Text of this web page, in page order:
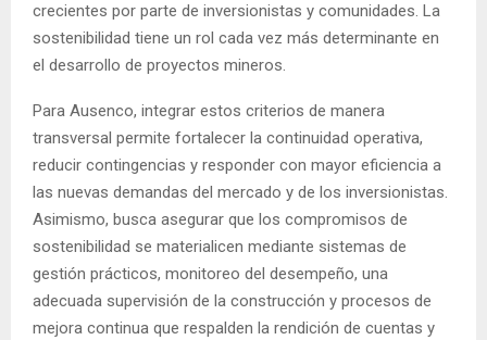
crecientes por parte de inversionistas y comunidades. La
sostenibilidad tiene un rol cada vez más determinante en
el desarrollo de proyectos mineros.
Para Ausenco, integrar estos criterios de manera
transversal permite fortalecer la continuidad operativa,
reducir contingencias y responder con mayor eficiencia a
las nuevas demandas del mercado y de los inversionistas.
Asimismo, busca asegurar que los compromisos de
sostenibilidad se materialicen mediante sistemas de
gestión prácticos, monitoreo del desempeño, una
adecuada supervisión de la construcción y procesos de
mejora continua que respalden la rendición de cuentas y